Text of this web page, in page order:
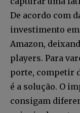
De acordo com
investimento
Amazon,
players. Para
porte, competir
é a solução. O
consigam